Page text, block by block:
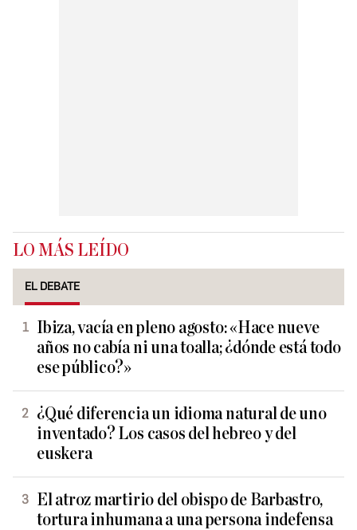
LO MÁS LEÍDO
EL DEBATE
Ibiza, vacía en pleno agosto: «Hace nueve
años no cabía ni una toalla; ¿dónde está todo
ese público?»
¿Qué diferencia un idioma natural de uno
inventado? Los casos del hebreo y del
euskera
El atroz martirio del obispo de Barbastro,
tortura inhumana a una persona indefensa